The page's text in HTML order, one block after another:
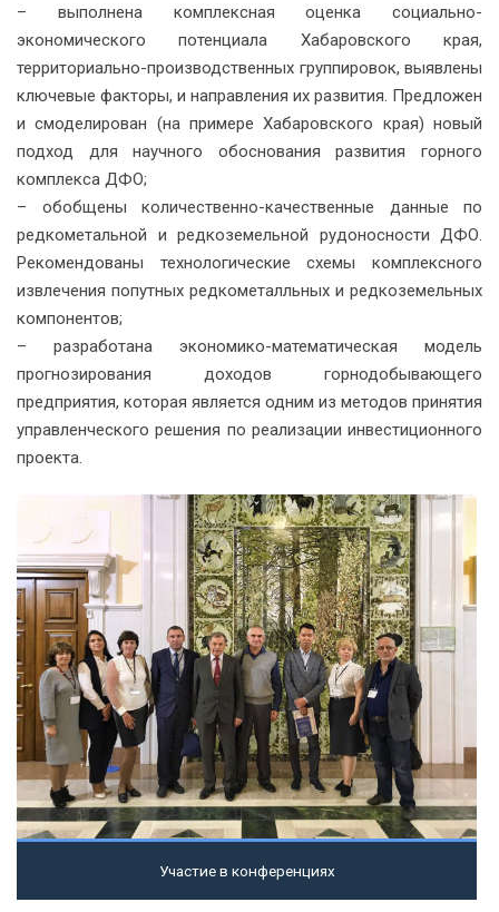
– выполнена комплексная оценка социально-
экономического потенциала Хабаровского края,
территориально-производственных группировок, выявлены
ключевые факторы, и направления их развития. Предложен
и смоделирован (на примере Хабаровского края) новый
подход для научного обоснования развития горного
комплекса ДФО;
– обобщены количественно-качественные данные по
редкометальной и редкоземельной рудоносности ДФО.
Рекомендованы технологические схемы комплексного
извлечения попутных редкометалльных и редкоземельных
компонентов;
– разработана экономико-математическая модель
прогнозирования доходов горнодобывающего
предприятия, которая является одним из методов принятия
управленческого решения по реализации инвестиционного
проекта.
Участие в конференциях
Посмотреть